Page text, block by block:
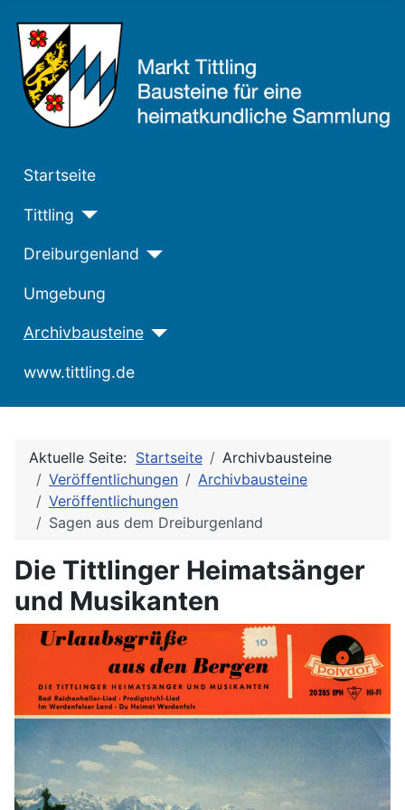
Startseite
Tittling
Dreiburgenland
Umgebung
Archivbausteine
www.tittling.de
Aktuelle Seite: Startseite
Archivbausteine
Veröffentlichungen
Archivbausteine
Veröffentlichungen
Sagen aus dem Dreiburgenland
Die Tittlinger Heimatsänger
und Musikanten